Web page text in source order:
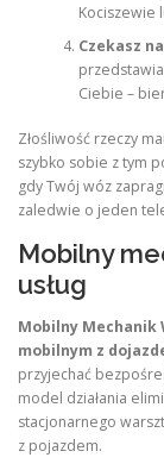
Kociszewie
Czekasz
Ciebie –
Złośliwość rzeczy
szybko sobie z tym
gdy Twój wóz
zaledwie o jeden
Mobilny
usług
Mobilny Mechanik
mobilnym z
przyjechać
model działania
stacjonarnego
z pojazdem.